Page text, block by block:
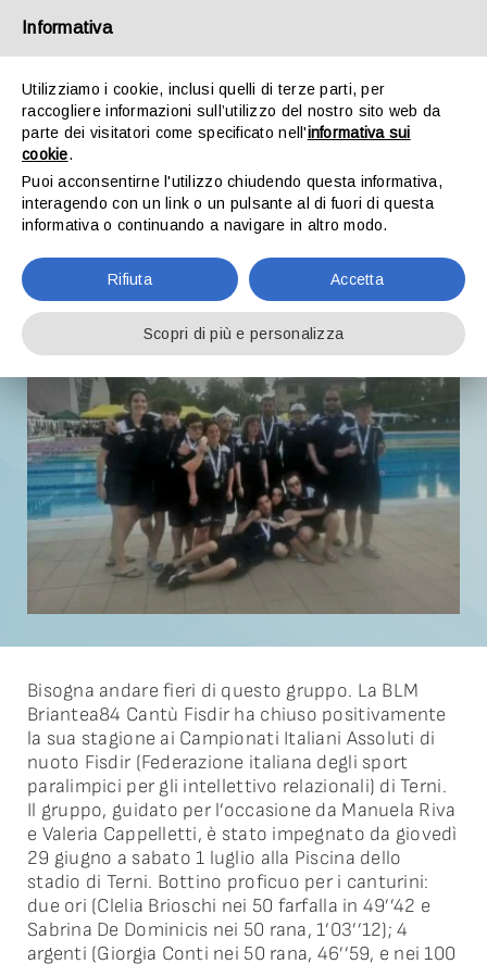
contenuto
Sport
Storie
Cultura
Sostienici
Partner
Contatti
Dona ora
Serie A
3 Luglio, 2023
BLM Fisdir a testa alta
Bisogna andare fieri di questo gruppo. La BLM
Briantea84 Cantù Fisdir ha chiuso positivamente
la sua stagione ai Campionati Italiani Assoluti di
nuoto Fisdir (Federazione italiana degli sport
paralimpici per gli intellettivo relazionali) di Terni.
Il gruppo, guidato per l’occasione da Manuela Riva
e Valeria Cappelletti, è stato impegnato da giovedì
29 giugno a sabato 1 luglio alla Piscina dello
stadio di Terni. Bottino proficuo per i canturini:
due ori (Clelia Brioschi nei 50 farfalla in 49’’42 e
Sabrina De Dominicis nei 50 rana, 1’03’’12); 4
argenti (Giorgia Conti nei 50 rana, 46’’59, e nei 100
Informativa
Utilizziamo i cookie, inclusi quelli di terze parti, per
raccogliere informazioni sull’utilizzo del nostro sito web da
parte dei visitatori come specificato nell'informativa sui
cookie.
Puoi acconsentirne l'utilizzo chiudendo questa informativa,
interagendo con un link o un pulsante al di fuori di questa
informativa o continuando a navigare in altro modo.
Rifiuta Accetta
Scopri di più e personalizza